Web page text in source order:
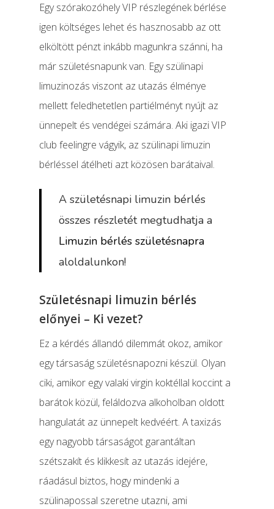
Egy szórakozóhely VIP részlegének bérlése
igen költséges lehet és hasznosabb az ott
elköltött pénzt inkább magunkra szánni, ha
már születésnapunk van. Egy szülinapi
limuzinozás viszont az utazás élménye
mellett feledhetetlen partiélményt nyújt az
ünnepelt és vendégei számára. Aki igazi VIP
club feelingre vágyik, az szülinapi limuzin
bérléssel átélheti azt közösen barátaival.
A születésnapi limuzin bérlés
összes részletét megtudhatja a
Limuzin bérlés születésnapra
aloldalunkon!
Születésnapi limuzin bérlés
előnyei – Ki vezet?
Ez a kérdés állandó dilemmát okoz, amikor
egy társaság születésnapozni készül. Olyan
ciki, amikor egy valaki virgin koktéllal koccint a
barátok közül, feláldozva alkoholban oldott
hangulatát az ünnepelt kedvéért. A taxizás
egy nagyobb társaságot garantáltan
szétszakít és klikkesít az utazás idejére,
ráadásul biztos, hogy mindenki a
szülinapossal szeretne utazni, ami